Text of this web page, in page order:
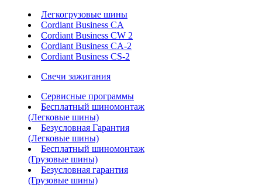
Легкогрузовые шины
Cordiant Business CA
Cordiant Business CW 2
Cordiant Business CA-2
Cordiant Business CS-2
Свечи зажигания
Сервисные программы
Бесплатный шиномонтаж
(Легковые шины)
Безусловная Гарантия
(Легковые шины)
Бесплатный шиномонтаж
(Грузовые шины)
Безусловная гарантия
(Грузовые шины)